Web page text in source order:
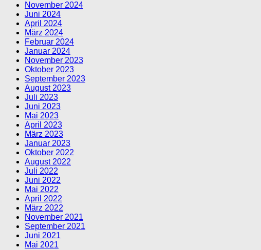
November 2024
Juni 2024
April 2024
März 2024
Februar 2024
Januar 2024
November 2023
Oktober 2023
September 2023
August 2023
Juli 2023
Juni 2023
Mai 2023
April 2023
März 2023
Januar 2023
Oktober 2022
August 2022
Juli 2022
Juni 2022
Mai 2022
April 2022
März 2022
November 2021
September 2021
Juni 2021
Mai 2021